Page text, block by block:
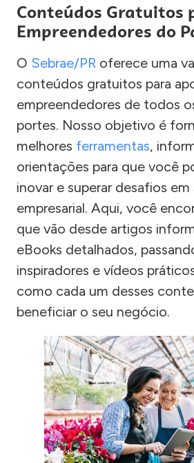
Conteúdos Gratuitos
Empreendedores do
O Sebrae/PR oferece uma
conteúdos gratuitos para
empreendedores de todos
portes. Nosso objetivo é
melhores ferramentas,
orientações para que você
inovar e superar desafios em
empresarial. Aqui, você
que vão desde artigos
eBooks detalhados,
inspiradores e vídeos
como cada um desses
beneficiar o seu negócio.